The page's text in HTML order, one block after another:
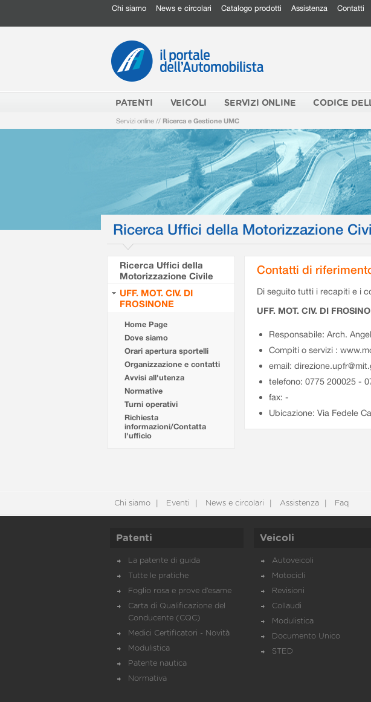
Chi siamo News e circolari Catalogo prodotti Assistenza Contatti
PATENTI VEICOLI SERVIZI ONLINE CODICE
Servizi online // Ricerca e Gestione UMC
Ricerca Uffici della Motorizzazione
Ricerca Uffici della
Motorizzazione Civile
UFF. MOT. CIV. DI
FROSINONE
Home Page
Dove siamo
Orari apertura sportelli
Organizzazione e contatti
Avvisi all'utenza
Normative
Turni operativi
Richiesta
informazioni/Contatta
l'ufficio
Contatti di
Di seguito tutti i recapiti e i
UFF. MOT. CIV. DI
Responsabile: Arch.
Compiti o servizi :
email:
telefono: 0775 200025 -
fax: -
Ubicazione: Via Fedele
Chi siamo Eventi News e circolari Assistenza Faq
Patenti
La patente di guida
Tutte le pratiche
Foglio rosa e prove d’esame
Carta di Qualificazione del
Conducente (CQC)
Medici Certificatori - Novità
Modulistica
Patente nautica
Normativa
Veicoli
Autoveicoli
Motocicli
Revisioni
Collaudi
Modulistica
Documento Unico
STED